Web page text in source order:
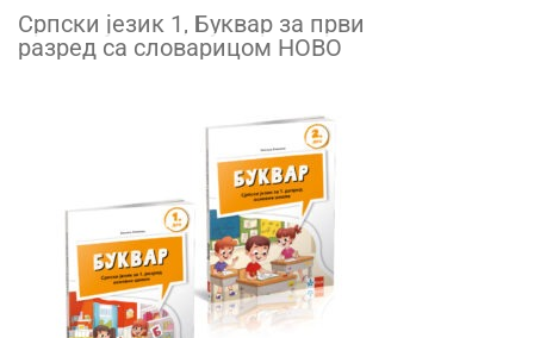
Српски језик 1, Буквар за први
разред са словарицом НОВО